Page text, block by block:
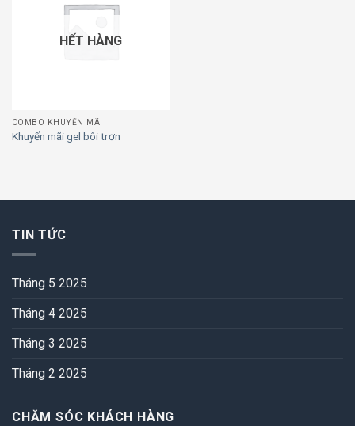
HẾT HÀNG
COMBO KHUYẾN MÃI
Khuyến mãi gel bôi trơn
TIN TỨC
Tháng 5 2025
Tháng 4 2025
Tháng 3 2025
Tháng 2 2025
CHĂM SÓC KHÁCH HÀNG